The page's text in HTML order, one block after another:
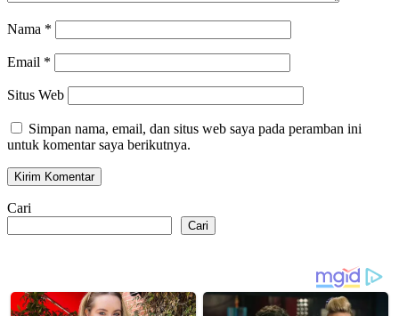
Nama *
Email *
Situs Web
Simpan nama, email, dan situs web saya pada peramban ini
untuk komentar saya berikutnya.
Cari
Cari